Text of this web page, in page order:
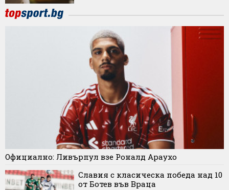
Официално: Ливърпул взе Роналд Араухо
Славия с класическа победа над 10
от Ботев във Враца